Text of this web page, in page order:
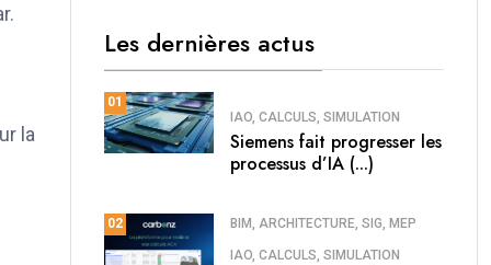
la
Les dernières actus
01
IAO, CALCULS, SIMULATION
Siemens fait progresser les
processus d’IA (...)
02 BIM, ARCHITECTURE, SIG, MEP
IAO, CALCULS, SIMULATION